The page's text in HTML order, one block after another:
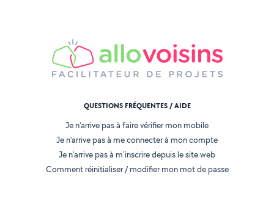
QUESTIONS FRÉQUENTES / AIDE
Je n'arrive pas à faire vérifier mon mobile
Je n'arrive pas à me connecter à mon compte
Je n'arrive pas à m'inscrire depuis le site web
Comment réinitialiser / modifier mon mot de passe